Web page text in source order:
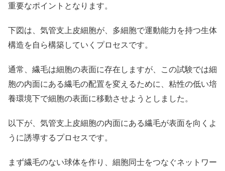
重要なポイントとなります。
下図は、気管支上皮細胞が、多細胞で運動能力を持つ生体
構造を自ら構築していくプロセスです。
通常、繊毛は細胞の表面に存在しますが、この試験では細
胞の内面にある繊毛の配置を変えるために、粘性の低い培
養環境下で細胞の表面に移動させようとしました。
以下が、気管支上皮細胞の内面にある繊毛が表面を向くよ
うに誘導するプロセスです。
まず繊毛のない球体を作り、細胞同士をつなぐネットワー